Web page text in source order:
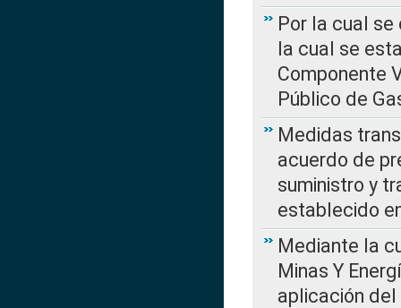
Por la cual se
la cual se
Componente
Público de
Medidas
acuerdo de
suministro y
establecido
Mediante la
Minas Y
aplicación